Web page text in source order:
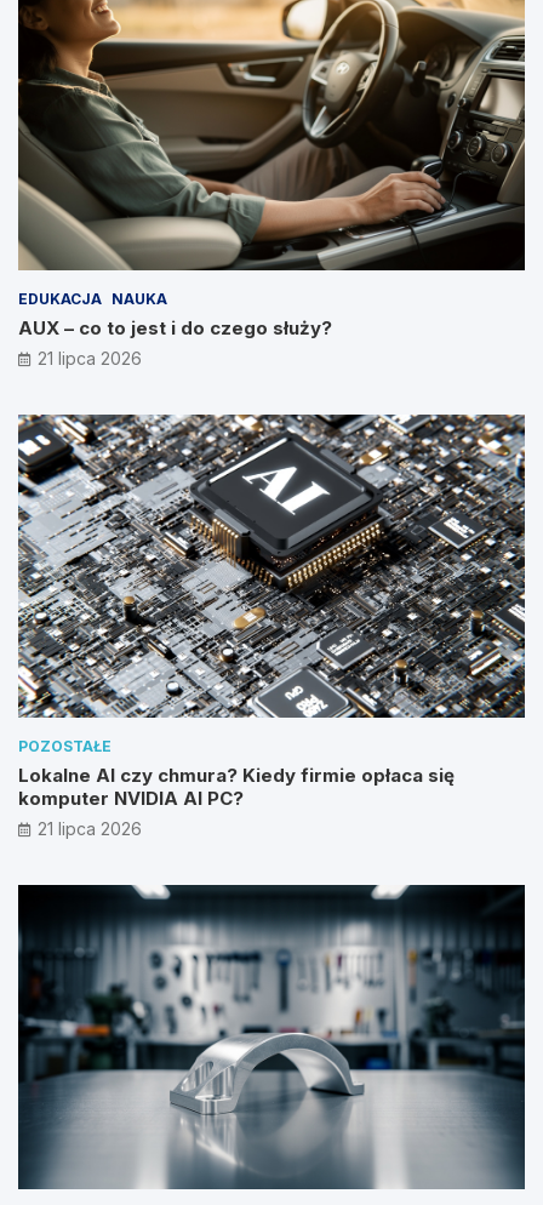
EDUKACJA NAUKA
AUX – co to jest i do czego służy?
21 lipca 2026
POZOSTAŁE
Lokalne AI czy chmura? Kiedy firmie opłaca się
komputer NVIDIA AI PC?
21 lipca 2026